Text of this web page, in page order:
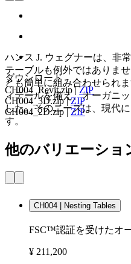
ダウンロード
CH004_Revit.zip|ZIP
CH004_3D.zip|ZIP
CH004_2D.zip|ZIP
ハンス J. ウェグナーは、非
テーブルも例外ではありま
とも簡単に組み合わせられ
ィテールを備え、オーガニ
した。そのニーズは、現代
す。
他のバリエーショ
CH004 | Nesting Tables
FSC™認証を受けたオ
¥ 211,200